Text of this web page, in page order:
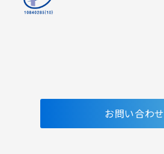
お問い合わせ